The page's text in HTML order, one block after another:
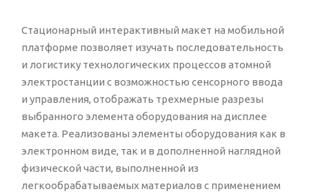
Стационарный интерактивный макет на мобильной
платформе позволяет изучать последовательность
и логистику технологических процессов атомной
электростанции с возможностью сенсорного ввода
и управления, отображать трехмерные разрезы
выбранного элемента оборудования на дисплее
макета. Реализованы элементы оборудования как в
электронном виде, так и в дополненной наглядной
физической части, выполненной из
легкообрабатываемых материалов с применением